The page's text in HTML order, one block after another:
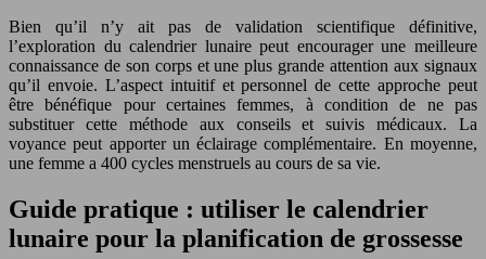
Bien qu’il n’y ait pas de validation scientifique définitive,
l’exploration du calendrier lunaire peut encourager une meilleure
connaissance de son corps et une plus grande attention aux signaux
qu’il envoie. L’aspect intuitif et personnel de cette approche peut
être bénéfique pour certaines femmes, à condition de ne pas
substituer cette méthode aux conseils et suivis médicaux. La
voyance peut apporter un éclairage complémentaire. En moyenne,
une femme a 400 cycles menstruels au cours de sa vie.
Guide pratique : utiliser le calendrier
lunaire pour la planification de grossesse